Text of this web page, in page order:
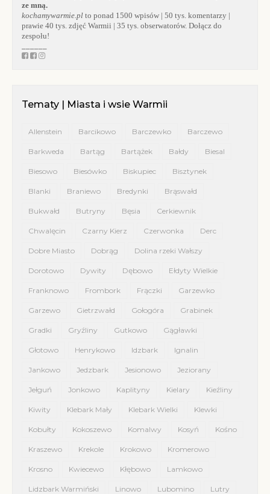
ze mną.
kochamywarmie.pl to ponad 1500 wpisów | 50 tys. komentarzy |
prawie 40 tys. zdjęć Warmii | 35 tys. obserwatorów. Dołącz do
zespołu!
Tematy | Miasta i wsie Warmii
Allenstein Barcikowo Barczewko Barczewo
Barkweda Bartąg Bartążek Bałdy Biesal
Biesowo Biesówko Biskupiec Bisztynek
Blanki Braniewo Bredynki Brąswałd
Bukwałd Butryny Bęsia Cerkiewnik
Chwalęcin Czarny Kierz Czerwonka Derc
Dobre Miasto Dobrąg Dolina rzeki Wałszy
Dorotowo Dywity Dębowo Ełdyty Wielkie
Franknowo Frombork Frączki Garzewko
Garzewo Gietrzwałd Gołogóra Grabinek
Gradki Gryźliny Gutkowo Gągławki
Głotowo Henrykowo Idzbark Ignalin
Jankowo Jedzbark Jesionowo Jeziorany
Jełguń Jonkowo Kaplityny Kielary Kieźliny
Kiwity Klebark Mały Klebark Wielki Klewki
Kobułty Kokoszewo Komalwy Kosyń Kośno
Kraszewo Krekole Krokowo Kromerowo
Krosno Kwiecewo Kłębowo Lamkowo
Lidzbark Warmiński Linowo Lubomino Lutry